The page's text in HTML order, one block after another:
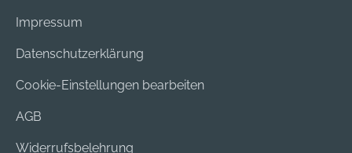
Impressum
Datenschutzerklärung
Cookie-Einstellungen bearbeiten
AGB
Widerrufsbelehrung